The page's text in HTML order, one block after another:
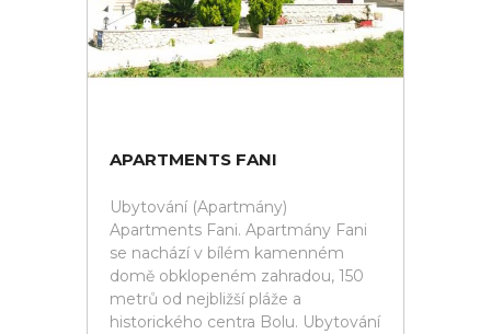
APARTMENTS FANI
Ubytování (Apartmány)
Apartments Fani. Apartmány Fani
se nachází v bílém kamenném
domě obklopeném zahradou, 150
metrů od nejbližší pláže a
historického centra Bolu. Ubytování